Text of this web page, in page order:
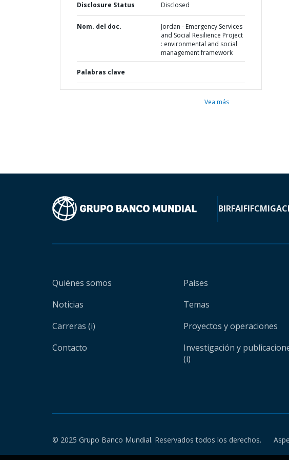
Disclosure Status Disclosed
Nom. del doc.
Jordan - Emergency Services
and Social Resilience Project
: environmental and social
management framework
Palabras clave
Vea más
BIRFAIFIFCMIGA
Quiénes somos
Noticias
Carreras (i)
Contacto
Países
Temas
Proyectos y operaciones
Investigación y
(i)
© 2025 Grupo Banco Mundial. Reservados todos los derechos.